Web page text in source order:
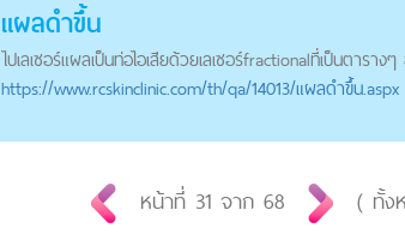
แผลดำขึ้น
ไปเลเซอร์แผลเป็นท่อไอเสียด้วยเลเซอร์fractionalที่เป็นตาราง
https://www.rcskinclinic.com/th/qa/14013/แผลดำขึ้น.aspx
หน้าที่ 31จาก 68 ( ทั้ง